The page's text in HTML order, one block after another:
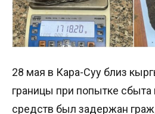
28 мая в Кара-Суу близ
границы при попытке сбыта
средств был задержан